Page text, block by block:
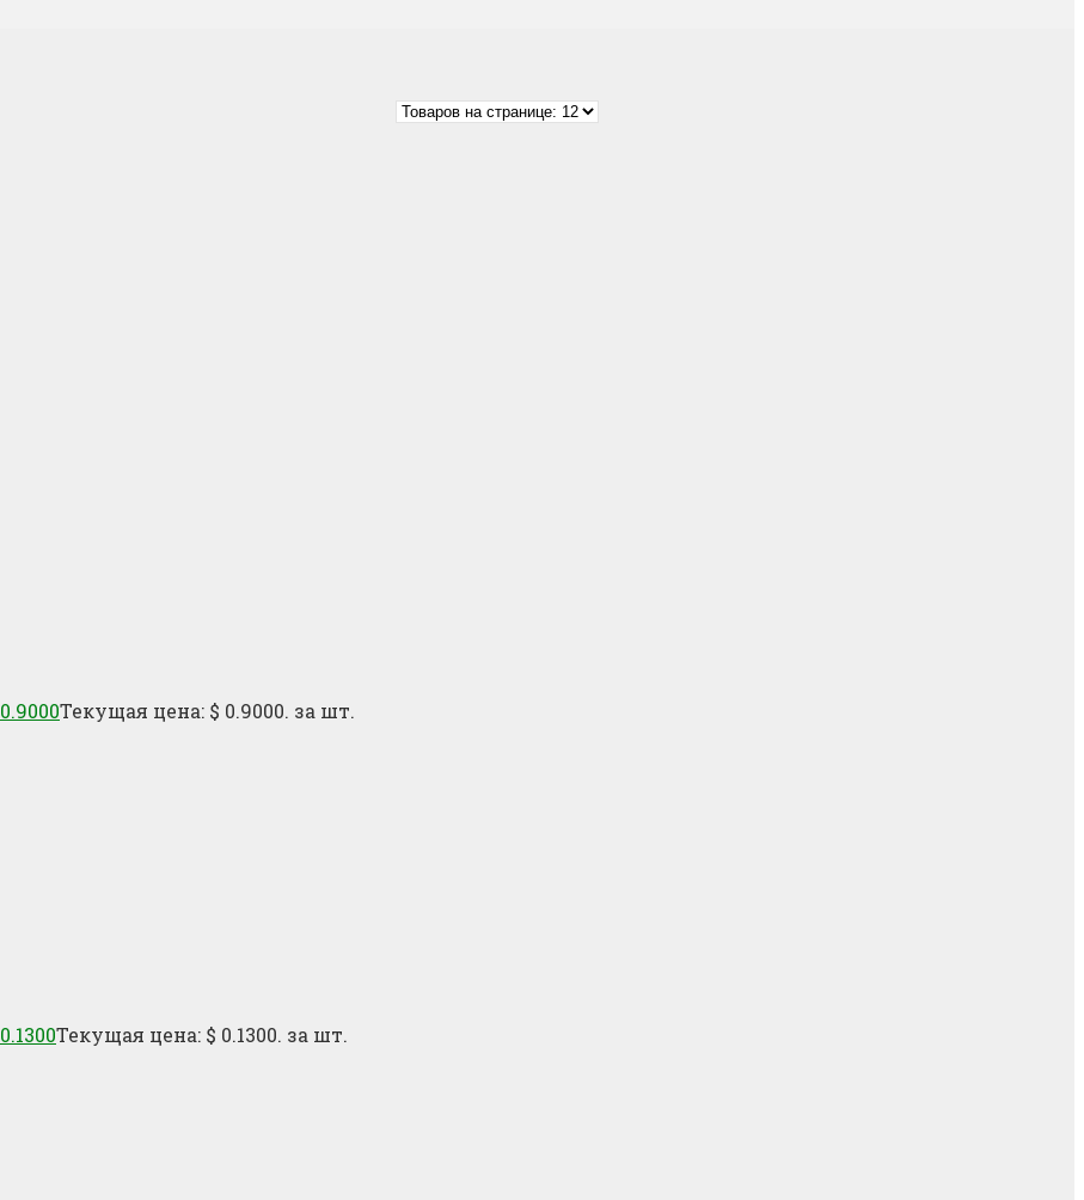
0.9000Текущая цена: $ 0.9000. за шт.
0.1300Текущая цена: $ 0.1300. за шт.